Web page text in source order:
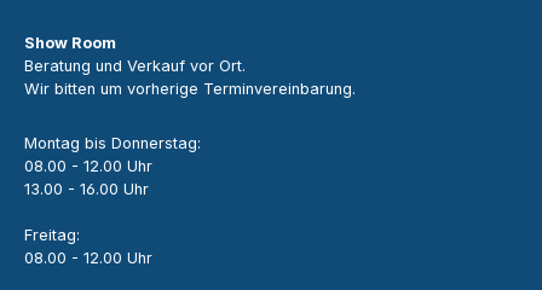
Show Room
Beratung und Verkauf vor Ort.
Wir bitten um vorherige Terminvereinbarung.
Montag bis Donnerstag:
08.00 - 12.00 Uhr
13.00 - 16.00 Uhr
Freitag:
08.00 - 12.00 Uhr